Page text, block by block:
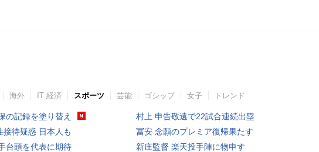
海外 IT 経済 スポーツ 芸能 ゴシップ 女子 トレンド
の記録を塗り替え
接待疑惑 日本人も
台頭を代表に期待
村上 申告敬遠で22試合連続出塁
冨安 念願のプレミア復帰果たす
新庄監督 楽天投手陣に物申す